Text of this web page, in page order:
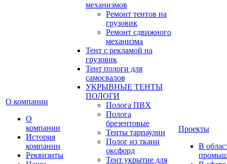
О компании
О
компании
История
компании
Реквизиты
механизмов
Ремонт тентов на
грузовик
Ремонт сдвижного
механизма
Тент с рекламой на
грузовик
Тент пологи для
самосвалов
УКРЫВНЫЕ ТЕНТЫ
ПОЛОГИ
Полога ПВХ
Полога
брезентовые
Тенты тарпаулин
Полог из ткани
оксфорд
Тент укрытие для
Проекты
В